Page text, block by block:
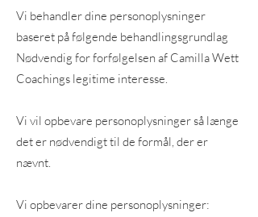
Vi behandler dine personoplysninger
baseret på følgende behandlingsgrundlag
Nødvendig for forfølgelsen af Camilla Wett
Coachings legitime interesse.
Vi vil opbevare personoplysninger så længe
det er nødvendigt til de formål, der er
nævnt.
Vi opbevarer dine personoplysninger: